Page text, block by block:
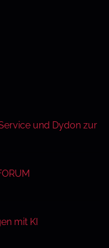
und Dydon zur
mit KI